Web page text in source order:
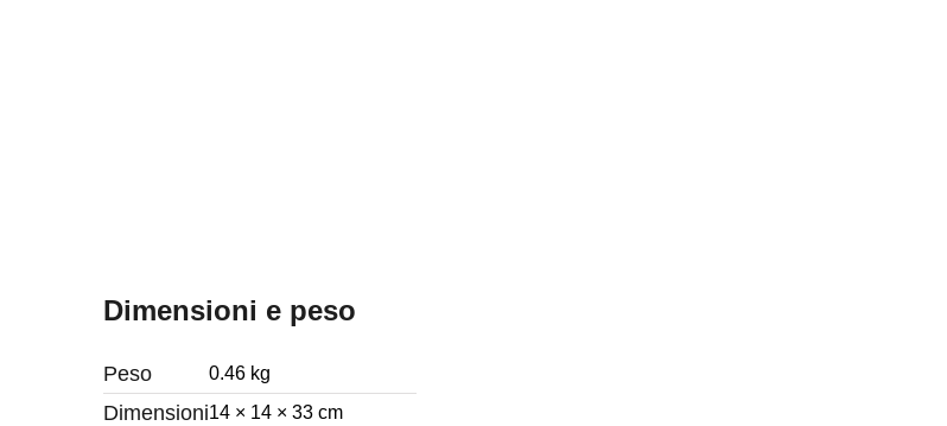
Dimensioni e peso
Peso 0.46 kg
Dimensioni14 × 14 × 33 cm